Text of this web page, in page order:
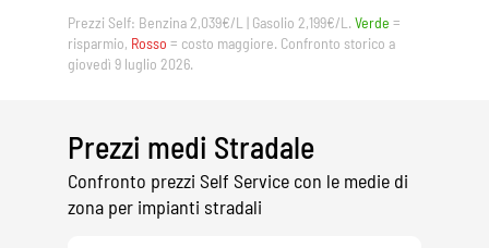
Prezzi Self: Benzina 2,039€/L | Gasolio 2,199€/L. Verde =
risparmio, Rosso = costo maggiore. Confronto storico a
giovedì 9 luglio 2026.
Prezzi medi Stradale
Confronto prezzi Self Service con le medie di
zona per impianti stradali